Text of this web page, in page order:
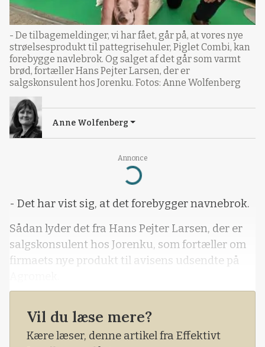
Annonce
Loading...
- De tilbagemeldinger, vi har fået, går på, at vores nye
strøelsesprodukt til pattegrisehuler, Piglet Combi, kan
forebygge navlebrok. Og salget af det går som varmt
brød, fortæller Hans Pejter Larsen, der er
salgskonsulent hos Jorenku. Fotos: Anne Wolfenberg
Anne Wolfenberg
- Det har vist sig, at det forebygger navnebrok.
Sådan lyder det fra Hans Pejter Larsen, der er
salgskonsulent hos Jorenku, som fortæller om
firmaets nye produkt til avisens udsendte på
strøelsesprodukt til pattegrise, som blev
lanceret i januar i år. Ifølge Jorenku kan det helt
Vil du læse mere?
Kære læser, denne artikel fra Effektivt